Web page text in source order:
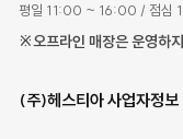
평일 11:00 ~ 16:00 / 점심
※오프라인 매장은 운영하
(주)헤스티아 사업자정보